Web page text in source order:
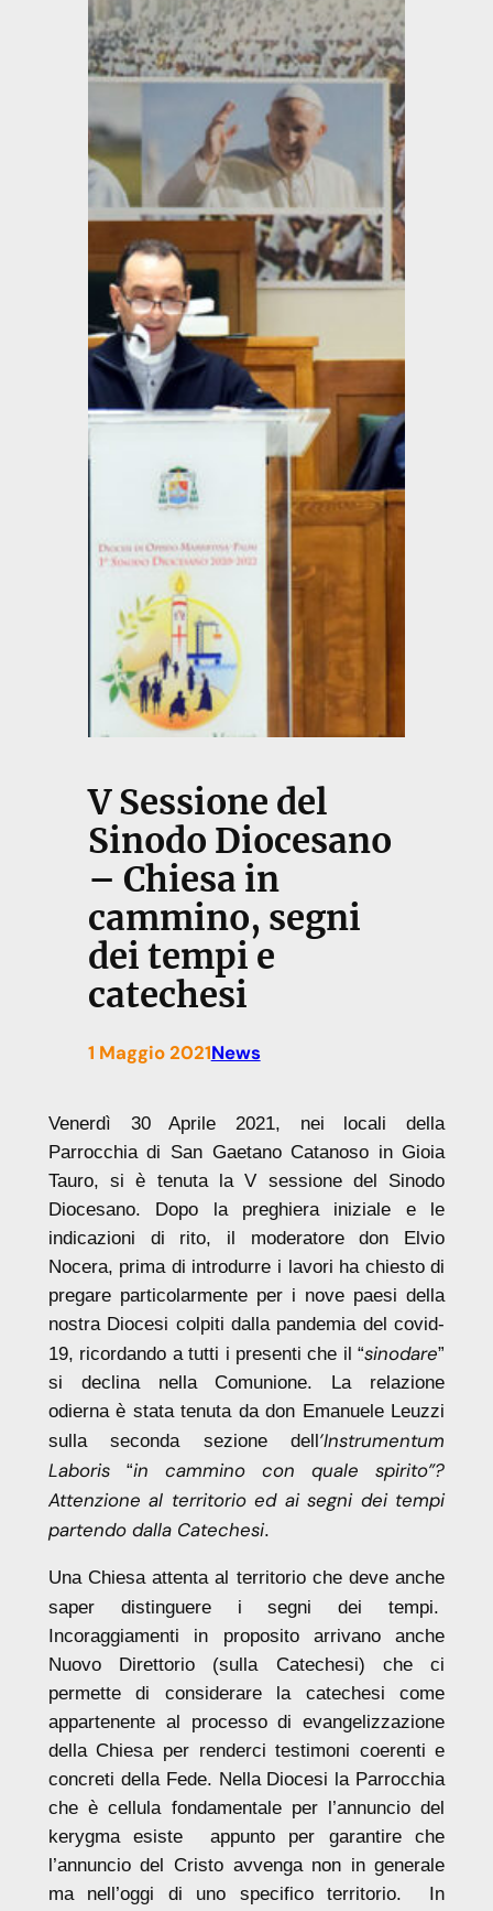
V Sessione del
Sinodo Diocesano
– Chiesa in
cammino, segni
dei tempi e
catechesi
1 Maggio 2021News
Venerdì 30 Aprile 2021, nei locali della
Parrocchia di San Gaetano Catanoso in Gioia
Tauro, si è tenuta la V sessione del Sinodo
Diocesano. Dopo la preghiera iniziale e le
indicazioni di rito, il moderatore don Elvio
Nocera, prima di introdurre i lavori ha chiesto di
pregare particolarmente per i nove paesi della
nostra Diocesi colpiti dalla pandemia del covid-
19, ricordando a tutti i presenti che il “sinodare”
si declina nella Comunione. La relazione
odierna è stata tenuta da don Emanuele Leuzzi
sulla seconda sezione dell ’Instrumentum
Laboris“in cammino con quale spirito”?
Attenzione al territorio ed ai segni dei tempi
partendo dalla Catechesi.
Una Chiesa attenta al territorio che deve anche
saper distinguere i segni dei tempi.
Incoraggiamenti in proposito arrivano anche
Nuovo Direttorio (sulla Catechesi) che ci
permette di considerare la catechesi come
appartenente al processo di evangelizzazione
della Chiesa per renderci testimoni coerenti e
concreti della Fede. Nella Diocesi la Parrocchia
che è cellula fondamentale per l’annuncio del
kerygma esiste appunto per garantire che
l’annuncio del Cristo avvenga non in generale
ma nell’oggi di uno specifico territorio. In